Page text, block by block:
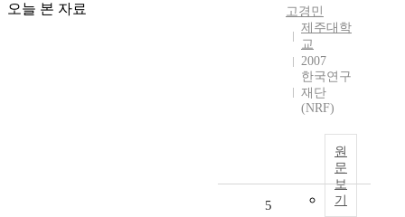
오늘 본 자료
고경민
제주대학
교
2007
한국연구
재단
(NRF)
원
문
보
기
5